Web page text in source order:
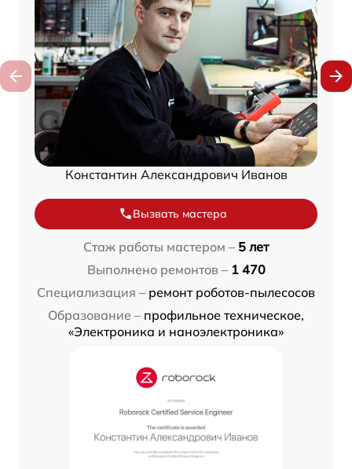
Константин Александрович Иванов
Вызвать мастера
Стаж работы мастером – 5 лет
Выполнено ремонтов – 1 470
Специализация – ремонт роботов-пылесосов
Образование – профильное техническое,
«Электроника и наноэлектроника»